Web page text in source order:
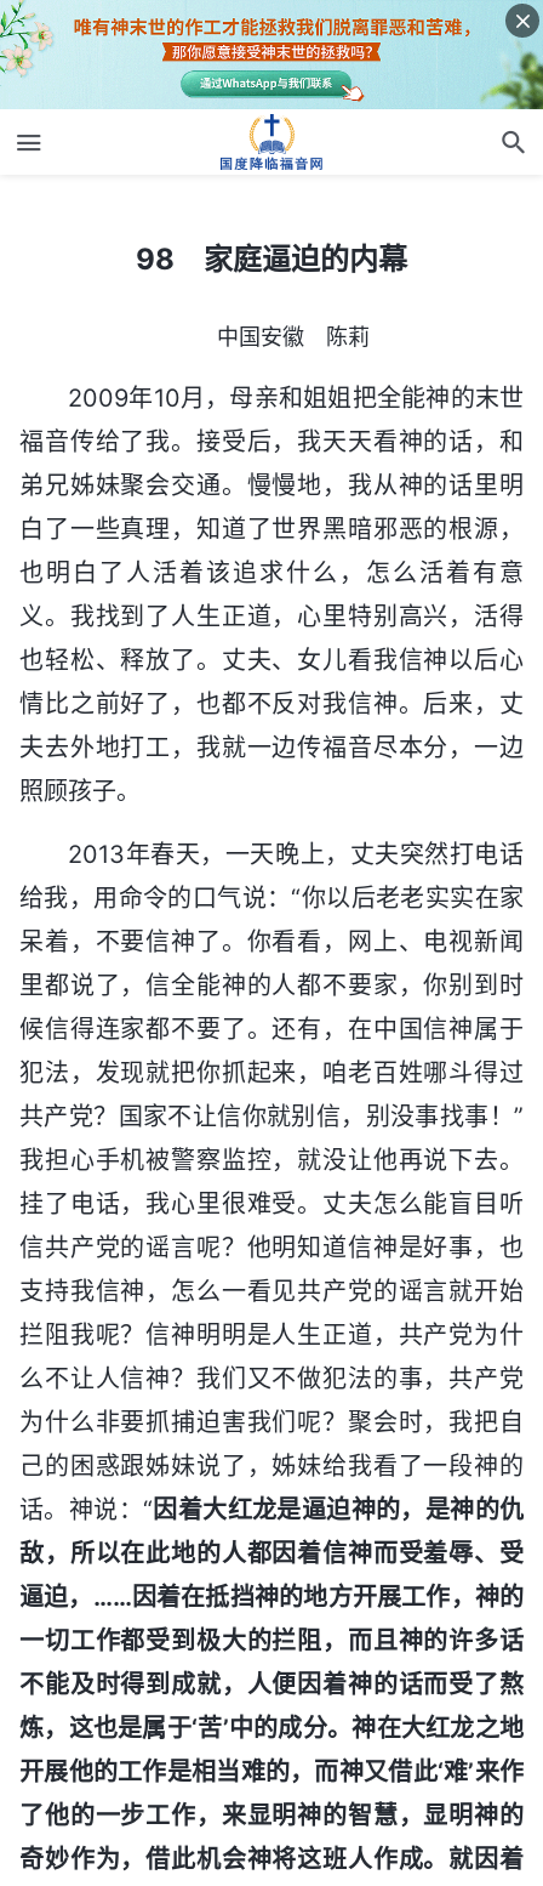
98 家庭逼迫的内幕
中国安徽 陈莉
2009年10月，母亲和姐姐把全能神的末世
福音传给了我。接受后，我天天看神的话，和
弟兄姊妹聚会交通。慢慢地，我从神的话里明
白了一些真理，知道了世界黑暗邪恶的根源，
也明白了人活着该追求什么，怎么活着有意
义。我找到了人生正道，心里特别高兴，活得
也轻松、释放了。丈夫、女儿看我信神以后心
情比之前好了，也都不反对我信神。后来，丈
夫去外地打工，我就一边传福音尽本分，一边
照顾孩子。
2013年春天，一天晚上，丈夫突然打电话
给我，用命令的口气说：“你以后老老实实在家
呆着，不要信神了。你看看，网上、电视新闻
里都说了，信全能神的人都不要家，你别到时
候信得连家都不要了。还有，在中国信神属于
犯法，发现就把你抓起来，咱老百姓哪斗得过
共产党？国家不让信你就别信，别没事找事！”
我担心手机被警察监控，就没让他再说下去。
挂了电话，我心里很难受。丈夫怎么能盲目听
信共产党的谣言呢？他明知道信神是好事，也
支持我信神，怎么一看见共产党的谣言就开始
拦阻我呢？信神明明是人生正道，共产党为什
么不让人信神？我们又不做犯法的事，共产党
为什么非要抓捕迫害我们呢？聚会时，我把自
己的困惑跟姊妹说了，姊妹给我看了一段神的
话。神说：“因着大红龙是逼迫神的，是神的仇
敌，所以在此地的人都因着信神而受羞辱、受
逼迫，……因着在抵挡神的地方开展工作，神的
一切工作都受到极大的拦阻，而且神的许多话
不能及时得到成就，人便因着神的话而受了熬
炼，这也是属于‘苦’中的成分。神在大红龙之地
开展他的工作是相当难的，而神又借此‘难’来作
了他的一步工作，来显明神的智慧，显明神的
奇妙作为，借此机会神将这班人作成。就因着